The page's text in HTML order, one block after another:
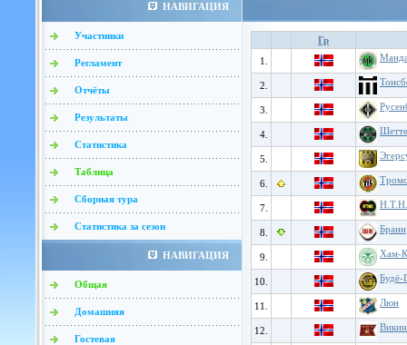
НАВИГАЦИЯ
Участники
Регламент
Отчёты
Результаты
Статистика
Таблица
Сборная тура
Статистика за сезон
НАВИГАЦИЯ
Общая
Домашняя
Гостевая
Гр
1.
2.
3.
4.
5.
6.
7.
8. Бранн
9. Хам-
10. Будё-
11. Люн
12.